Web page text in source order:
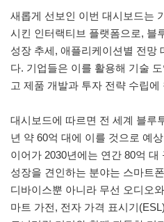
새롭게 선보인 이번 대시보드는
시킨 인터랙티브 플랫폼으로, 블
성장 추세, 애플리케이션별 전망
다. 기업들은 이를 활용해 기술
고 제품 개발과 투자 전략 수립에
대시보드에 따르면 전 세계 블루
년 약 60억 대에 이를 것으로 예
이어가 2030년에는 연간 80억
성장을 견인하는 분야는 스마트
디바이스뿐 아니라 무선 오디오
마트 가전, 전자 가격 표시기